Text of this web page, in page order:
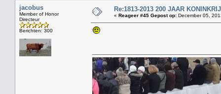
jacobus
Member of Honor
Directeur
Berichten: 300
Re:1813-2013 200 JAAR
« Reageer #45 Gepost op: December 05,